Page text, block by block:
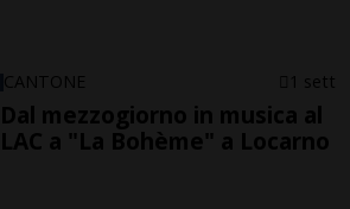
CANTONE 1 sett
Dal mezzogiorno in musica al
LAC a "La Bohème" a Locarno